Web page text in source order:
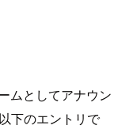
ムとしてアナウン
下のエントリで